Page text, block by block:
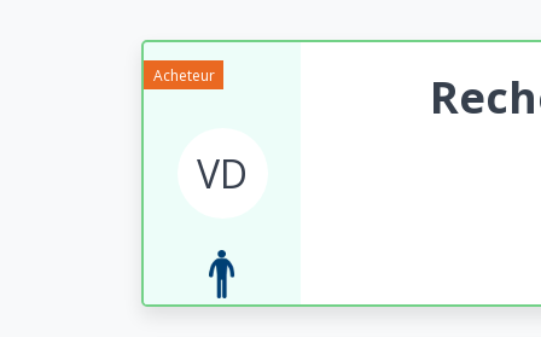
Acheteur
VD